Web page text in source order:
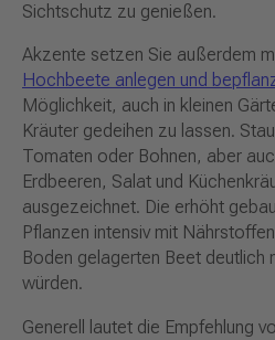
Sichtschutz zu genießen.
Akzente setzen Sie außerdem
Hochbeete anlegen und
Möglichkeit, auch in kleinen
Kräuter gedeihen zu lassen.
Tomaten oder Bohnen, aber
Erdbeeren, Salat und
ausgezeichnet. Die erhöht
Pflanzen intensiv mit
Boden gelagerten Beet deutlich
würden.
Generell lautet die Empfehlung